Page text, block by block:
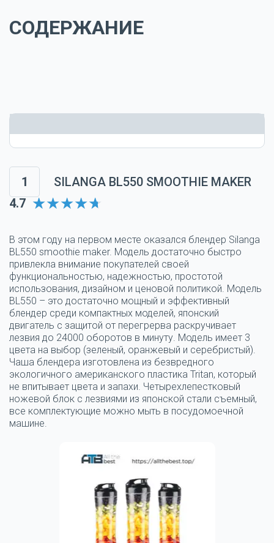
СОДЕРЖАНИЕ
1
SILANGA BL550 SMOOTHIE MAKER
4.7
В этом году на первом месте оказался блендер Silanga
BL550 smoothie maker. Модель достаточно быстро
привлекла внимание покупателей своей
функциональностью, надежностью, простотой
использования, дизайном и ценовой политикой. Модель
BL550 – это достаточно мощный и эффективный
блендер среди компактных моделей, японский
двигатель с защитой от перегрерва раскручивает
лезвия до 24000 оборотов в минуту. Модель имеет 3
цвета на выбор (зеленый, оранжевый и серебристый).
Чаша блендера изготовлена из безвредного
экологичного американского пластика Tritan, который
не впитывает цвета и запахи. Четырехлепестковый
ножевой блок с лезвиями из японской стали съемный,
все комплектующие можно мыть в посудомоечной
машине.